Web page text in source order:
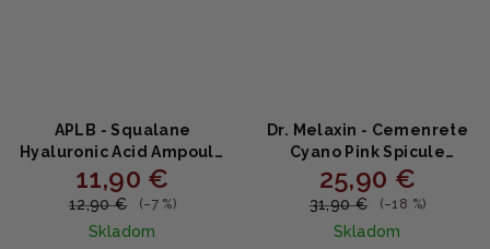
APLB - Squalane
Hyaluronic Acid Ampoule
Serum - Hydratačné
ampulkové sérum so
squalánom a kyselinou
hyalurónovou 40 ml
11,90 €
12,90 € (–7 %)
Skladom
Dr. Melaxin - Cemenrete
Cyano Pink Spicule
Serum - High-tech sérum
s mikroskopickými
spikulami 30ml
25,90 €
31,90 € (–18 %)
Skladom